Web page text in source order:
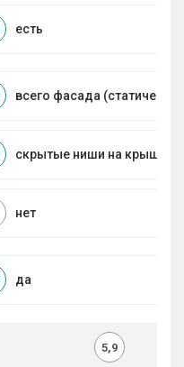
есть
всего фасада
скрытые ниши на крыше,
нет
да
5,9